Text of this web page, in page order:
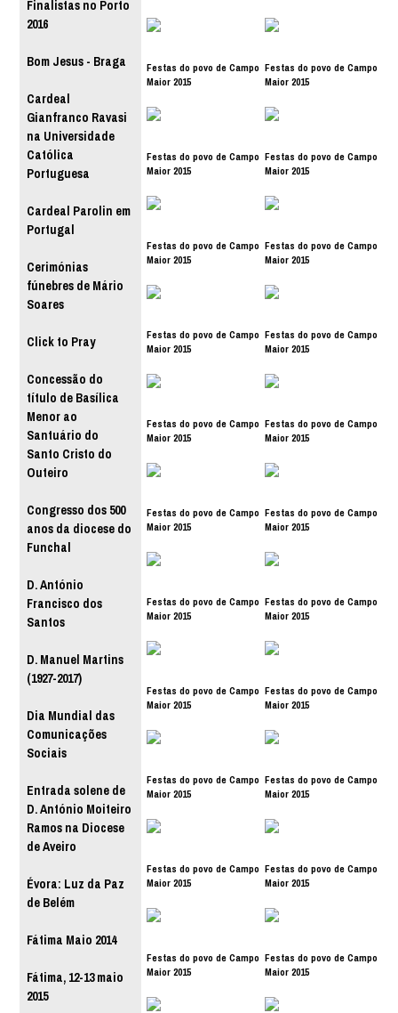
Finalistas no Porto
2016
Bom Jesus - Braga
Cardeal
Gianfranco Ravasi
na Universidade
Católica
Portuguesa
Cardeal Parolin em
Portugal
Cerimónias
fúnebres de Mário
Soares
Click to Pray
Concessão do
título de Basílica
Menor ao
Santuário do
Santo Cristo do
Outeiro
Congresso dos 500
anos da diocese do
Funchal
D. António
Francisco dos
Santos
D. Manuel Martins
(1927-2017)
Dia Mundial das
Comunicações
Sociais
Entrada solene de
D. António Moiteiro
Ramos na Diocese
de Aveiro
Évora: Luz da Paz
de Belém
Fátima Maio 2014
Fátima, 12-13 maio
2015
Festas do povo de Campo
Maior 2015
Festas do povo de Campo
Maior 2015
Festas do povo de Campo
Maior 2015
Festas do povo de Campo
Maior 2015
Festas do povo de Campo
Maior 2015
Festas do povo de Campo
Maior 2015
Festas do povo de Campo
Maior 2015
Festas do povo de Campo
Maior 2015
Festas do povo de Campo
Maior 2015
Festas do povo de Campo
Maior 2015
Festas do povo de Campo
Maior 2015
Festas do povo de Campo
Maior 2015
Festas do povo de Campo
Maior 2015
Festas do povo de Campo
Maior 2015
Festas do povo de Campo
Maior 2015
Festas do povo de Campo
Maior 2015
Festas do povo de Campo
Maior 2015
Festas do povo de Campo
Maior 2015
Festas do povo de Campo
Maior 2015
Festas do povo de Campo
Maior 2015
Festas do povo de Campo
Maior 2015
Festas do povo de Campo
Maior 2015